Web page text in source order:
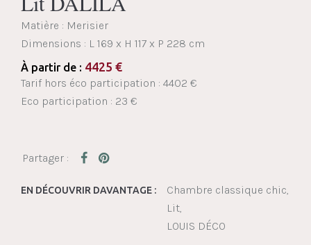
Matière : Merisier
Dimensions : L 169 x H 117 x P 228 cm
À partir de : 4425 €
Tarif hors éco participation : 4402 €
Eco participation : 23 €
EN DÉCOUVRIR DAVANTAGE :
Chambre classique chic
Lit
LOUIS DÉCO